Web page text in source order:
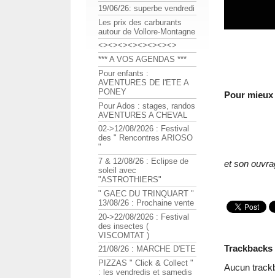
Pour
et son
Trackbacks
Aucun
19/06/26: superbe vendredi
Les prix des carburants
autour de Vollore-Montagne
<><><><><><><><>
*** A VOS AGENDAS ***
Pour enfants :
AVENTURES DE l'ETE A
PONEY
Pour Ados : stages, randos
AVENTURES A CHEVAL
02->12/08/2026 : Festival
des " Rencontres ARIOSO
"
7 & 12/08/26 : Eclipse de
soleil avec
"ASTROTHIERS"
" GAEC DU TRINQUART "
13/08/26 : Prochaine vente
20->22/08/2026 : Festival
des insectes (
VISCOMTAT )
21/08/26 : MARCHE D'ETE
PIZZAS " Click & Collect "
: les vendredis et samedis